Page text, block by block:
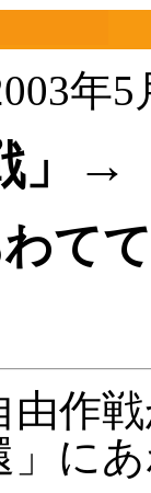
年
」→
て
作
」に